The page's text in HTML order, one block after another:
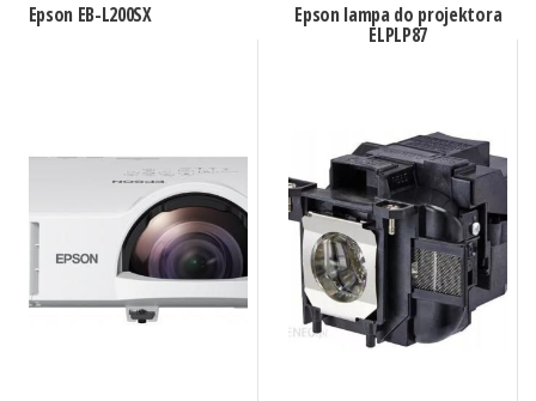
Epson EB-L200SX Epson lampa do projektora
ELPLP87